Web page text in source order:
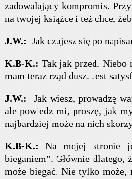
zadowalający kompromis.
na twojej książce i też chce,
J.W.: Jak czujesz się po
K.B-K.: Tak jak przed. Niebo
mam teraz rząd dusz. Jest
J.W.:
Jak wiesz, prowadzę
ale powiedz mi, proszę, jak
najbardziej może na nich
K.B-K.:Na mojej stronie
bieganiem”. Głównie
może biegać. Nie tylko może,